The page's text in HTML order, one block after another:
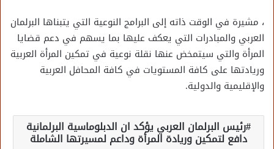
، مشيرة في الوقت ذاته إلى البرامج النوعية التي يتبناها البرلمان
العربي والمبادرات التي يعكف عليها بما يسهم في دعم قضايا
المرأة والتي سيتمخض عنها نقلة نوعية في تمكين المرأة العربية
وريادتها على كافة المستويات في كافة المحافل العربية
والإقليمية والدولية.
رئيس البرلمان العربي يؤكد ان الدبلوماسية البرلمانية
دافع لتمكين وريادة المرأة وداعم لمسيرتها الشاملة